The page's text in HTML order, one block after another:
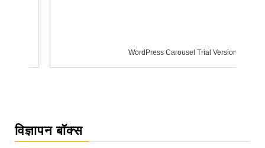
WordPress Carousel Trial Version
विज्ञापन बॉक्स